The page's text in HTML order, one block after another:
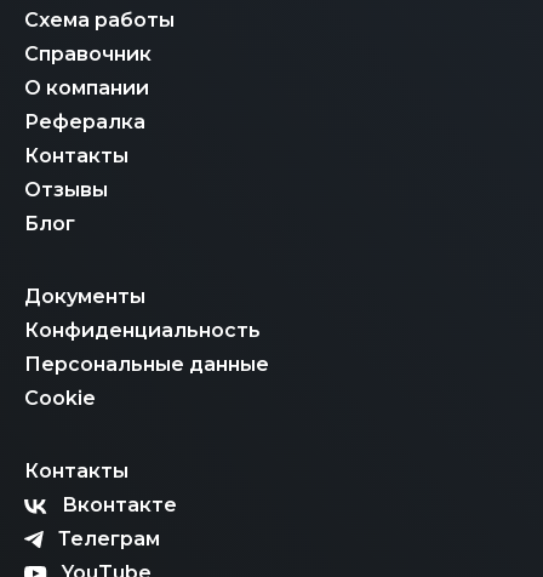
Схема работы
Справочник
О компании
Рефералка
Контакты
Отзывы
Блог
Документы
Конфиденциальность
Персональные данные
Cookie
Контакты
Вконтакте
Телеграм